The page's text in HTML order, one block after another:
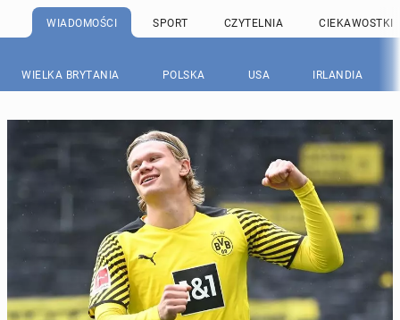
WIADOMOŚCI SPORT CZYTELNIA CIEKAWOSTKI
WIELKA BRYTANIA POLSKA USA IRLANDIA